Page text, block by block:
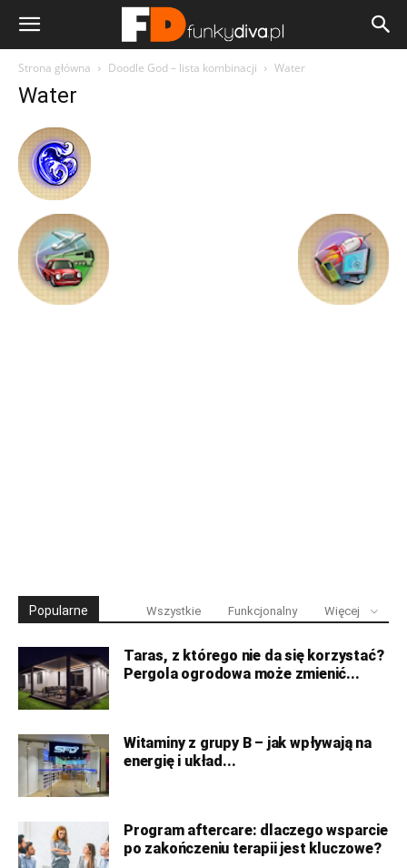
Strona główna Doodle God – lista kombinacji Water
Water
Popularne Wszystkie Funkcjonalny Więcej
Taras, z którego nie da się korzystać?
Pergola ogrodowa może zmienić...
Witaminy z grupy B – jak wpływają na
energię i układ...
Program aftercare: dlaczego wsparcie
po zakończeniu terapii jest kluczowe?